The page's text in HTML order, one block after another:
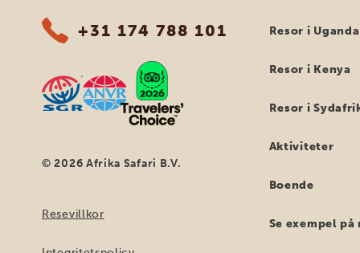
+31 174 788 101
© 2026 Afrika Safari B.V.
Resevillkor
Resor i Uganda
Resor i Kenya
Resor i
Aktiviteter
Boende
Se exempel